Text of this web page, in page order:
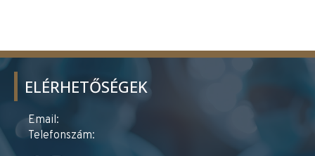
ELÉRHETŐSÉGEK
Email:
Telefonszám: